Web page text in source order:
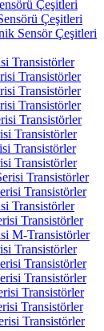
Çeşitleri
Çeşitleri
Sensör Çeşitleri
Transistörler
Transistörler
Transistörler
Transistörler
Transistörler
Transistörler
Transistörler
Transistörler
Transistörler
Transistörler
Transistörler
Transistörler
M-Transistörler
Transistörler
Transistörler
Transistörler
Transistörler
Transistörler
Transistörler